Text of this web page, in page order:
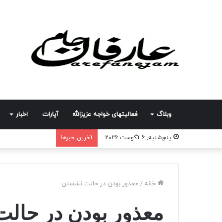
وبلاگ فعالیتهای خواجه عزیزالله آپارات اخبار
پنج‌شنبه, 6 آگوست 2026 آخرین خبرها
خانه / معذور بودن در حالت نشستن
معذور بودن در